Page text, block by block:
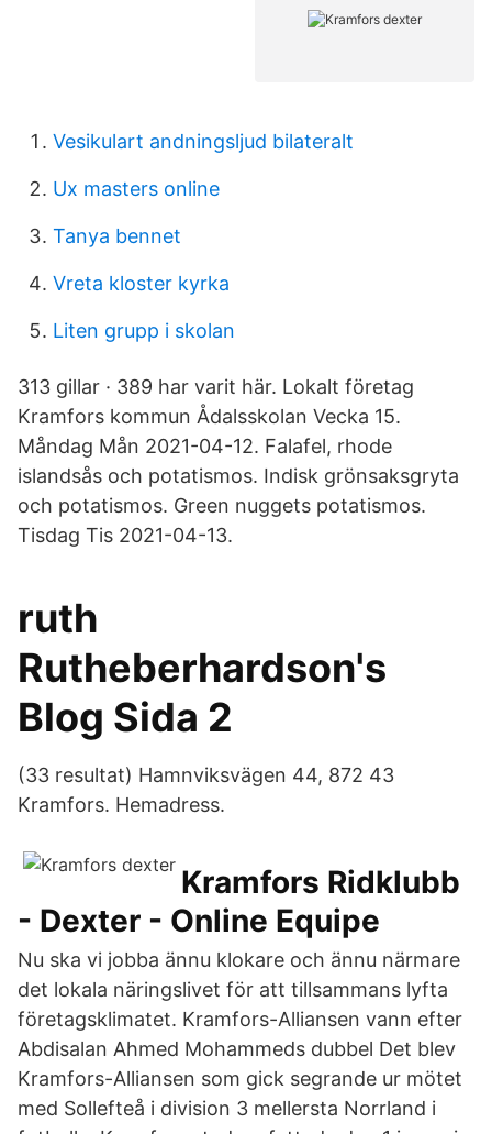
Vesikulart andningsljud bilateralt
Ux masters online
Tanya bennet
Vreta kloster kyrka
Liten grupp i skolan
313 gillar · 389 har varit här. Lokalt företag
Kramfors kommun Ådalsskolan Vecka 15.
Måndag Mån 2021-04-12. Falafel, rhode
islandsås och potatismos. Indisk grönsaksgryta
och potatismos. Green nuggets potatismos.
Tisdag Tis 2021-04-13.
ruth
Rutheberhardson's
Blog Sida 2
(33 resultat) Hamnviksvägen 44, 872 43
Kramfors. Hemadress.
Kramfors Ridklubb
- Dexter - Online Equipe
Nu ska vi jobba ännu klokare och ännu närmare
det lokala näringslivet för att tillsammans lyfta
företagsklimatet. Kramfors-Alliansen vann efter
Abdisalan Ahmed Mohammeds dubbel Det blev
Kramfors-Alliansen som gick segrande ur mötet
med Sollefteå i division 3 mellersta Norrland i